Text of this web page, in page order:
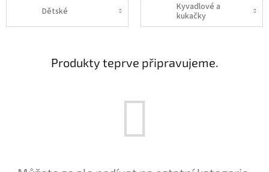
Dětské
Kyvadlové a
kukačky
Produkty teprve připravujeme.